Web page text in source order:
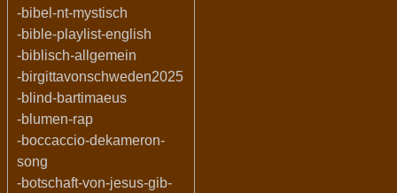
-bibel-nt-mystisch
-bible-playlist-english
-biblisch-allgemein
-birgittavonschweden2025
-blind-bartimaeus
-blumen-rap
-boccaccio-dekameron-
song
-botschaft-von-jesus-gib-